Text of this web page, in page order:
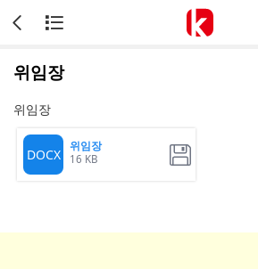
위임장
위임장
DOCX
위임장
16 KB